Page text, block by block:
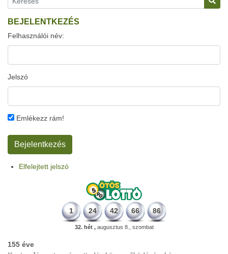
BEJELENTKEZÉS
Felhasználói név:
Jelszó
Emlékezz rám!
Elfelejtett jelszó
1 24 42 66 86
32. hét ,augusztus 8., szombat
155 éve